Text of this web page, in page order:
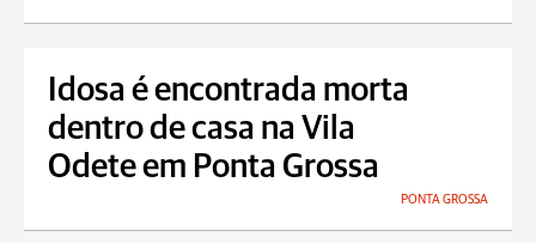
Idosa é encontrada morta
dentro de casa na Vila
Odete em Ponta Grossa
PONTA GROSSA